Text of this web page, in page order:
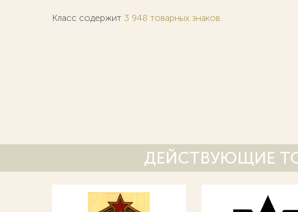
Класс содержит 3 948 товарных знаков.
ДЕЙСТВУЮЩИЕ